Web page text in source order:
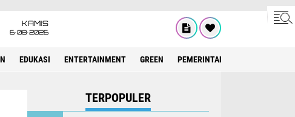
KAMIS
6•08•2026
EDUKASI ENTERTAINMENT GREEN PEMERINTAH ACEH
TERPOPULER